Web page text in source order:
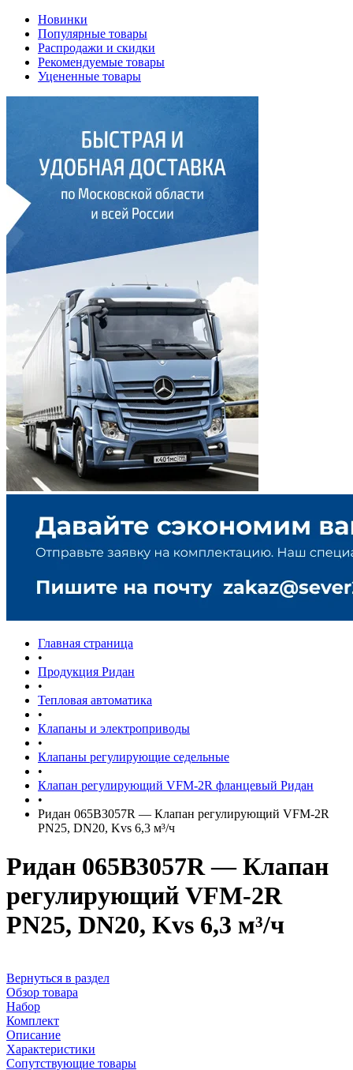
Новинки
Популярные товары
Распродажи и скидки
Рекомендуемые товары
Уцененные товары
Главная страница
•
Продукция Ридан
•
Тепловая автоматика
•
Клапаны и электроприводы
•
Клапаны регулирующие седельные
•
Клапан регулирующий VFM-2R фланцевый Ридан
•
Ридан 065B3057R — Клапан регулирующий VFM-2R
PN25, DN20, Kvs 6,3 м³/ч
Ридан 065B3057R — Клапан
регулирующий VFM-2R
PN25, DN20, Kvs 6,3 м³/ч
Вернуться в раздел
Обзор товара
Набор
Комплект
Описание
Характеристики
Сопутствующие товары